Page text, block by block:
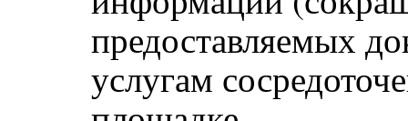
предоставляемых
услугам